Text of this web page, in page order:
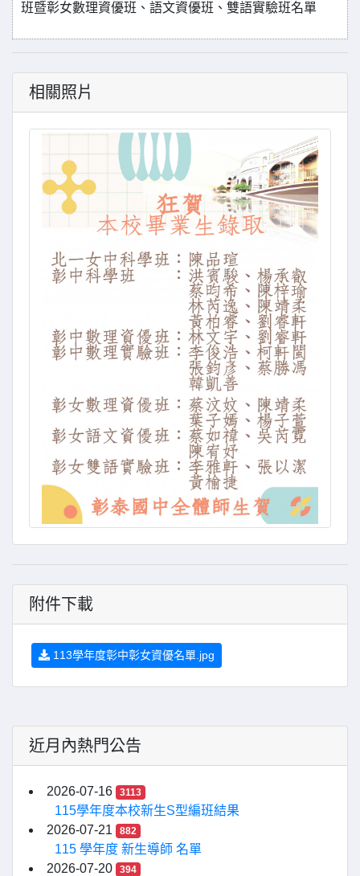
班暨彰女數理資優班、語文資優班、雙語實驗班名單
相關照片
附件下載
113學年度彰中彰女資優名單.jpg
近月內熱門公告
2026-07-16 3113
115學年度本校新生S型編班結果
2026-07-21
882
115 學年度 新生導師 名單
2026-07-20
394